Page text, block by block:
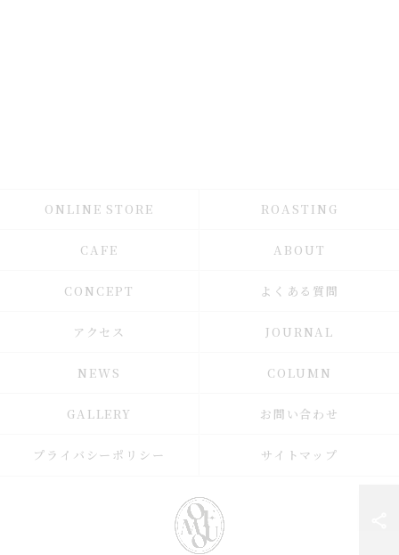
ONLINE STORE ROASTING
CAFE ABOUT
CONCEPT よくある質問
アクセス JOURNAL
NEWS COLUMN
GALLERY お問い合わせ
プライバシーポリシー サイトマップ